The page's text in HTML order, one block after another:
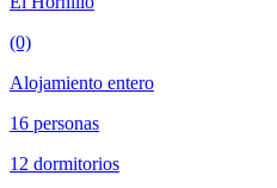
(0)
Alojamiento entero
16 personas
12 dormitorios